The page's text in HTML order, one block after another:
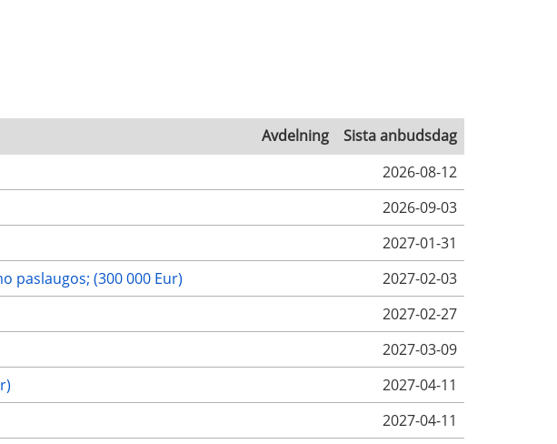
Avdelning
Sista anbudsdag
2026-08-12
2026-09-03
2027-01-31
paslaugos; (300 000 Eur)
2027-02-03
2027-02-27
2027-03-09
2027-04-11
2027-04-11